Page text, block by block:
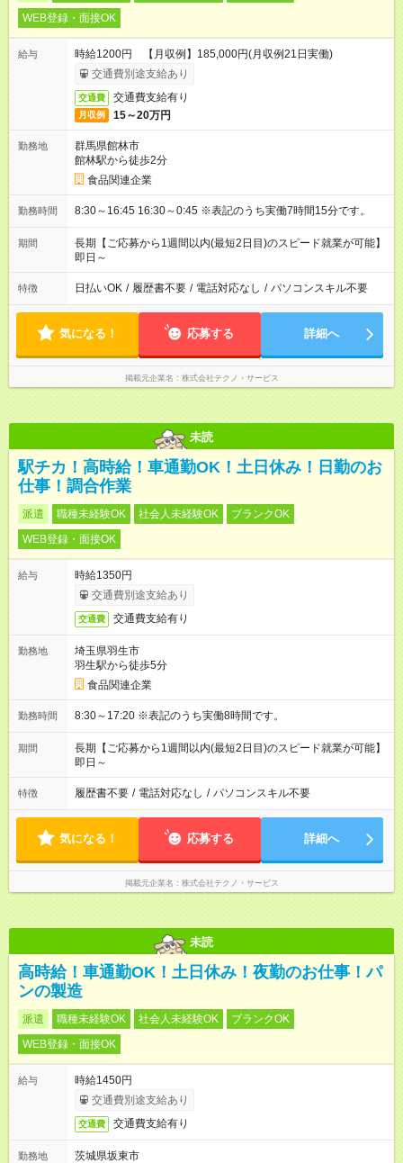
WEB登録・面接OK
給与
時給1200円 【月収例】185,000円(月収例21日実働)
交通費別途支給あり
交通費 交通費支給有り
月収例 15～20万円
勤務地
群馬県館林市
館林駅から徒歩2分
食品関連企業
勤務時間 8:30～16:45 16:30～0:45 ※表記のうち実働7時間15分です。
期間
長期【ご応募から1週間以内(最短2日目)のスピード就業が可能】
即日～
特徴 日払いOK / 履歴書不要 / 電話対応なし / パソコンスキル不要
気になる！ 応募する 詳細へ
掲載元企業名 株式会社テクノ・サービス
未読
駅チカ！高時給！車通勤OK！土日休み！日勤のお
仕事！調合作業
派遣 職種未経験OK 社会人未経験OK
ブランクOK
WEB登録・面接OK
給与
時給1350円
交通費別途支給あり
交通費 交通費支給有り
勤務地
埼玉県羽生市
羽生駅から徒歩5分
食品関連企業
勤務時間 8:30～17:20 ※表記のうち実働8時間です。
期間
長期【ご応募から1週間以内(最短2日目)のスピード就業が可能】
即日～
特徴 履歴書不要 / 電話対応なし / パソコンスキル不要
気になる！ 応募する 詳細へ
掲載元企業名 株式会社テクノ・サービス
未読
高時給！車通勤OK！土日休み！夜勤のお仕事！パ
ンの製造
派遣 職種未経験OK 社会人未経験OK
ブランクOK
WEB登録・面接OK
給与
時給1450円
交通費別途支給あり
交通費 交通費支給有り
勤務地
茨城県坂東市